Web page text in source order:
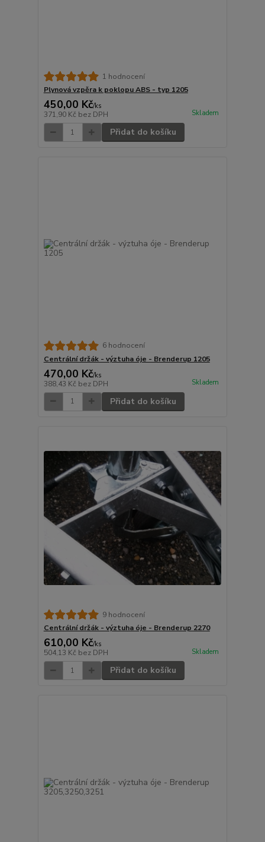
1 hodnocení
Plynová vzpěra k poklopu ABS - typ 1205
450,00 Kč/ks
371,90 Kč bez DPH Skladem
Přidat do košíku
6 hodnocení
Centrální držák - výztuha óje - Brenderup 1205
470,00 Kč/ks
388,43 Kč bez DPH Skladem
Přidat do košíku
9 hodnocení
Centrální držák - výztuha óje - Brenderup 2270
610,00 Kč/ks
504,13 Kč bez DPH Skladem
Přidat do košíku